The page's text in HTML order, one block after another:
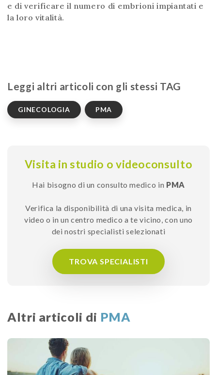
e di verificare il numero di embrioni impiantati e
la loro vitalità.
Leggi altri articoli con gli stessi TAG
GINECOLOGIA PMA
Visita in studio o videoconsulto
Hai bisogno di un consulto medico in PMA
Verifica la disponibilità di una visita medica, in
video o in un centro medico a te vicino, con uno
dei nostri specialisti selezionati
TROVA SPECIALISTI
Altri articoli di PMA